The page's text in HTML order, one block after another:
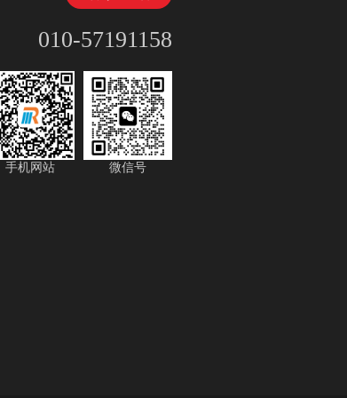
010-57191158
微信号
手机网站